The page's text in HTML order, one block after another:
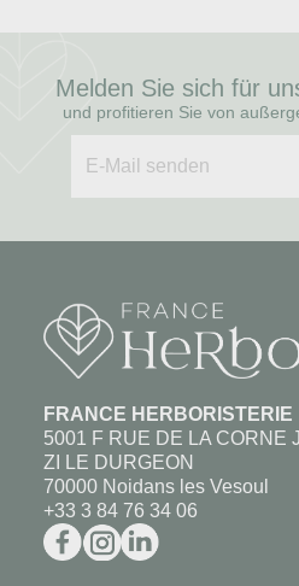
Melden Sie sich für
und profitieren Sie von
FRANCE HERBORISTERIE
5001 F RUE DE LA CORNE
ZI LE DURGEON
70000 Noidans les Vesoul
+33 3 84 76 34 06